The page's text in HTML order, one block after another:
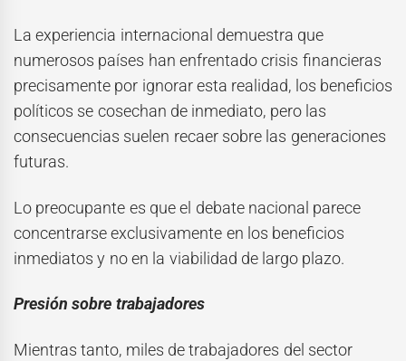
La experiencia internacional demuestra que
numerosos países han enfrentado crisis financieras
precisamente por ignorar esta realidad, los beneficios
políticos se cosechan de inmediato, pero las
consecuencias suelen recaer sobre las generaciones
futuras.
Lo preocupante es que el debate nacional parece
concentrarse exclusivamente en los beneficios
inmediatos y no en la viabilidad de largo plazo.
Presión sobre trabajadores
Mientras tanto, miles de trabajadores del sector